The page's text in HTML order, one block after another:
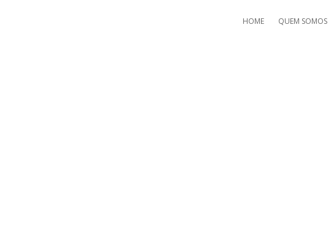
HOME QUEM SOMOS